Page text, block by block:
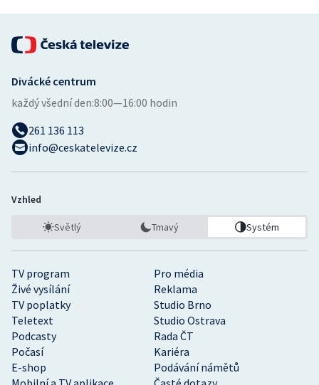
TV program
Pro média
Živé vysílání
Reklama
TV poplatky
Studio Brno
Teletext
Studio Ostrava
Podcasty
Rada ČT
Počasí
Kariéra
E-shop
Podávání námětů
Divácké centrum
každý všední den:8:00—16:00 hodin
261 136 113
info@ceskatelevize.cz
Vzhled
Světlý Tmavý Systém